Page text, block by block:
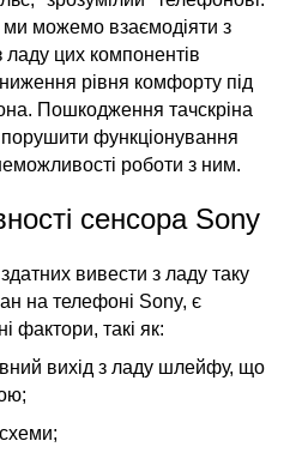
можемо взаємодіяти з
цих компонентів
рівня комфорту під
Пошкодження тачскріна
функціонування
роботи з ним.
сенсора Sony
вивести з ладу таку
на телефоні Sony, є
фактори, такі як:
вихід з ладу шлейфу, що